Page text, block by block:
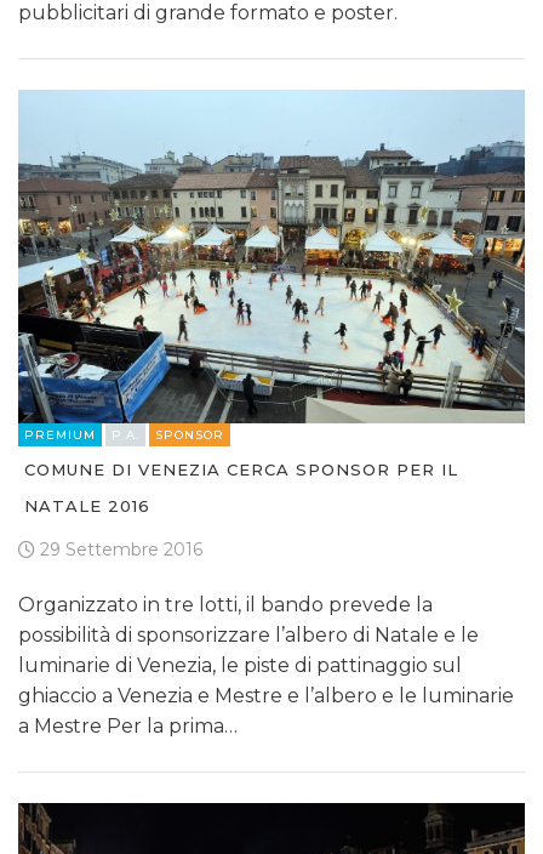
pubblicitari di grande formato e poster.
PREMIUM P.A. SPONSOR
COMUNE DI VENEZIA CERCA SPONSOR PER IL
NATALE 2016
29 Settembre 2016
Organizzato in tre lotti, il bando prevede la
possibilità di sponsorizzare l’albero di Natale e le
luminarie di Venezia, le piste di pattinaggio sul
ghiaccio a Venezia e Mestre e l’albero e le luminarie
a Mestre Per la prima…